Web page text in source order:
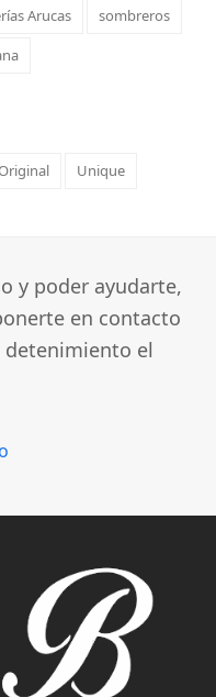
Arucas
sombreros
Unique
y poder ayudarte,
en contacto
el